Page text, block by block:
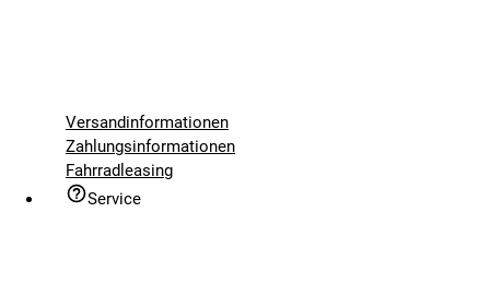
Versandinformationen
Zahlungsinformationen
Fahrradleasing
Service